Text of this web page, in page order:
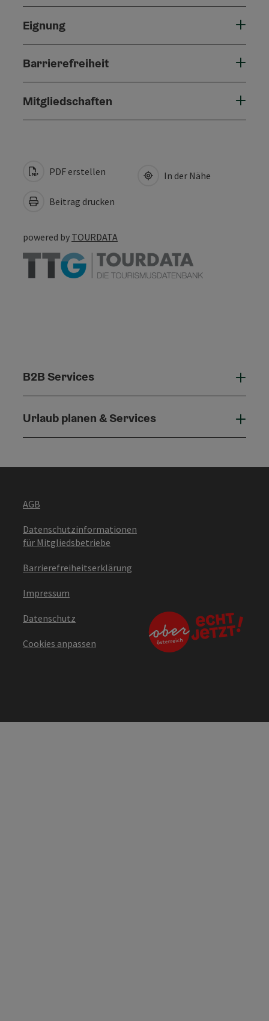
Eignung
Barrierefreiheit
Mitgliedschaften
PDF erstellen
Beitrag drucken
In der Nähe
powered by TOURDATA
B2B Services
Urlaub planen & Services
AGB
Datenschutzinformationen
für Mitgliedsbetriebe
Barrierefreiheitserklärung
Impressum
Datenschutz
Cookies anpassen